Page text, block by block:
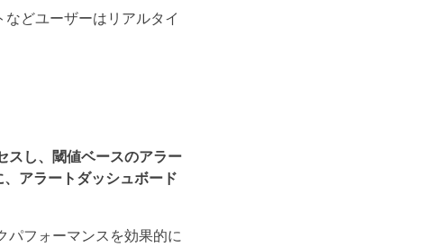
どユーザーはリアルタイ
スし、閾値ベースのアラー
アラートダッシュボード
パフォーマンスを効果的に